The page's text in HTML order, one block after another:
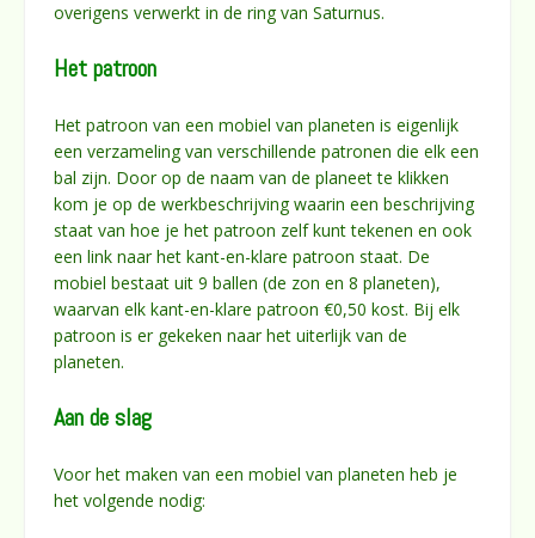
overigens verwerkt in de ring van Saturnus.
Het patroon
Het patroon van een mobiel van planeten is eigenlijk
een verzameling van verschillende patronen die elk een
bal zijn. Door op de naam van de planeet te klikken
kom je op de werkbeschrijving waarin een beschrijving
staat van hoe je het patroon zelf kunt tekenen en ook
een link naar het kant-en-klare patroon staat. De
mobiel bestaat uit 9 ballen (de zon en 8 planeten),
waarvan elk kant-en-klare patroon €0,50 kost. Bij elk
patroon is er gekeken naar het uiterlijk van de
planeten.
Aan de slag
Voor het maken van een mobiel van planeten heb je
het volgende nodig: